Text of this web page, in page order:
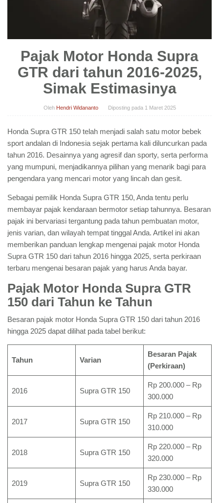
Pajak Motor Honda Supra
GTR dari tahun 2016-2025,
Simak Estimasinya
Oleh Hendri Widananto Diposting pada 1 Maret 2025
Honda Supra GTR 150 telah menjadi salah satu motor bebek
sport andalan di Indonesia sejak pertama kali diluncurkan pada
tahun 2016. Desainnya yang agresif dan sporty, serta performa
yang mumpuni, menjadikannya pilihan yang menarik bagi para
pengendara yang mencari motor yang lincah dan gesit.
Sebagai pemilik Honda Supra GTR 150, Anda tentu perlu
membayar pajak kendaraan bermotor setiap tahunnya. Besaran
pajak ini bervariasi tergantung pada tahun pembuatan motor,
jenis varian, dan wilayah tempat tinggal Anda. Artikel ini akan
memberikan panduan lengkap mengenai pajak motor Honda
Supra GTR 150 dari tahun 2016 hingga 2025, serta perkiraan
terbaru mengenai besaran pajak yang harus Anda bayar.
Pajak Motor Honda Supra GTR
150 dari Tahun ke Tahun
Besaran pajak motor Honda Supra GTR 150 dari tahun 2016
hingga 2025 dapat dilihat pada tabel berikut:
Tahun Varian
Besaran Pajak
(Perkiraan)
2016 Supra GTR 150
Rp 200.000 – Rp
300.000
2017 Supra GTR 150
Rp 210.000 – Rp
310.000
2018 Supra GTR 150
Rp 220.000 – Rp
320.000
2019 Supra GTR 150
Rp 230.000 – Rp
330.000